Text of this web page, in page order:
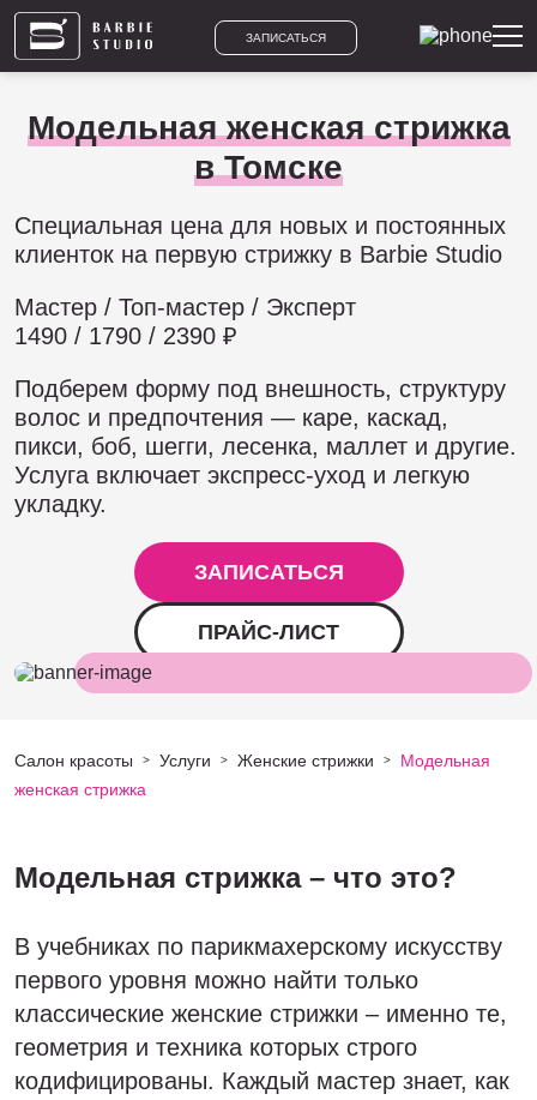
ЗАПИСАТЬСЯ
Модельная женская стрижка
в Томске
Специальная цена для новых и постоянных
клиенток на первую стрижку в Barbie Studio
Мастер / Топ-мастер / Эксперт
1490 / 1790 / 2390 ₽
Подберем форму под внешность, структуру
волос и предпочтения — каре, каскад,
пикси, боб, шегги, лесенка, маллет и другие.
Услуга включает экспресс-уход и легкую
укладку.
ЗАПИСАТЬСЯ
ПРАЙС-ЛИСТ
Салон красоты > Услуги > Женские стрижки >
Модельная
женская стрижка
Модельная стрижка – что это?
В учебниках по парикмахерскому искусству
первого уровня можно найти только
классические женские стрижки – именно те,
геометрия и техника которых строго
кодифицированы. Каждый мастер знает, как